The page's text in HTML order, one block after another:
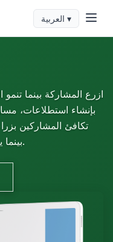
العربية ▾
ازرع المشاركة بينما
تكافئ المشاركين
بينما يعزز التزام علامتك التجارية بالاستدامة.